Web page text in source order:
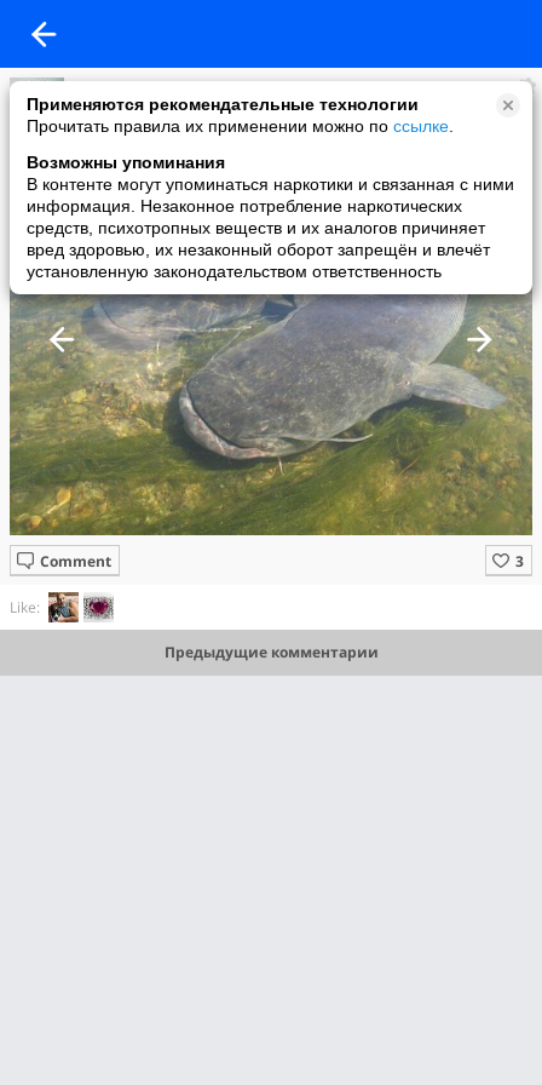
Применяются рекомендательные технологии
Прочитать правила их применении можно по ссылке
Возможны упоминания
В контенте могут упоминаться наркотики и связанная с ними
информация. Незаконное потребление наркотических
средств, психотропных веществ и их аналогов причиняет
вред здоровью, их незаконный оборот запрещён и влечёт
установленную законодательством ответственность
иван ким
added a photo
24 Sep в 00:22
Comment
Like:
Предыдущие комментарии